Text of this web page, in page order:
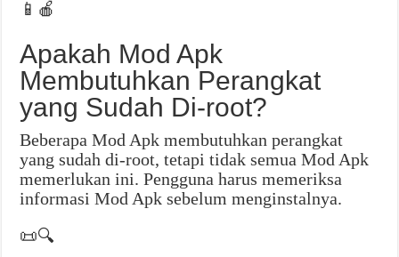
📱🍎
Apakah Mod Apk
Membutuhkan Perangkat
yang Sudah Di-root?
Beberapa Mod Apk membutuhkan perangkat
yang sudah di-root, tetapi tidak semua Mod Apk
memerlukan ini. Pengguna harus memeriksa
informasi Mod Apk sebelum menginstalnya.
📜🔍